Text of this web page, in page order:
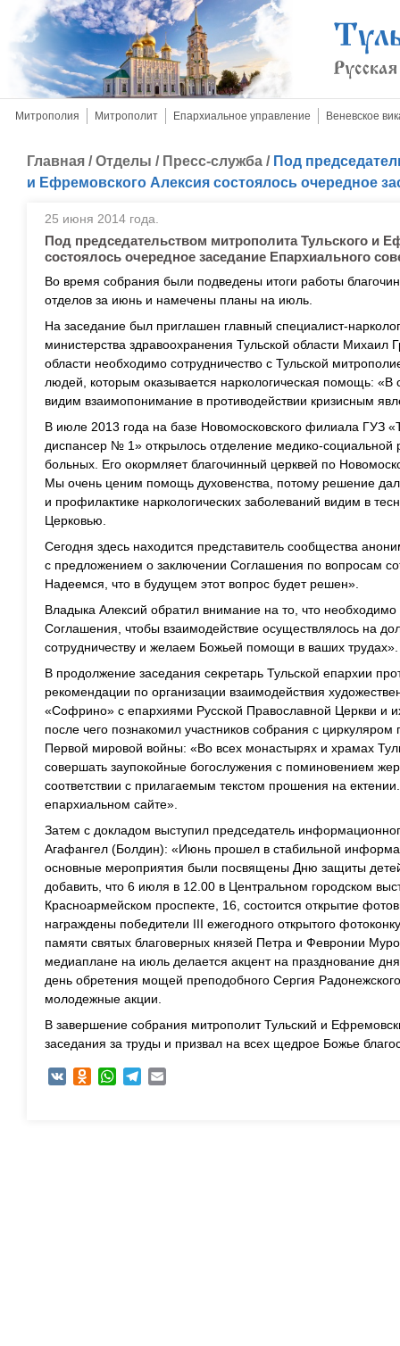
Митрополия Митрополит Епархиальное управление Веневское
Главная /Отделы / Пресс-служба / Под
и Ефремовского Алексия состоялось очередное
25 июня 2014 года.
Под председательством митрополита Тульского и
состоялось очередное заседание Епархиального
Во время собрания были подведены итоги работы
отделов за июнь и намечены планы на июль.
На заседание был приглашен главный специалист-
министерства здравоохранения Тульской области Михаил
области необходимо сотрудничество с Тульской
людей, которым оказывается наркологическая помощь: «В
видим взаимопонимание в противодействии кризисным
В июле 2013 года на базе Новомосковского филиала ГУЗ
диспансер № 1» открылось отделение медико-социальной
больных. Его окормляет благочинный церквей по
Мы очень ценим помощь духовенства, потому решение
и профилактике наркологических заболеваний видим в
Церковью.
Сегодня здесь находится представитель сообщества
с предложением о заключении Соглашения по вопросам
Надеемся, что в будущем этот вопрос будет решен».
Владыка Алексий обратил внимание на то, что необходимо
Соглашения, чтобы взаимодействие осуществлялось на
сотрудничеству и желаем Божьей помощи в ваших трудах».
В продолжение заседания секретарь Тульской епархии
рекомендации по организации взаимодействия
«Софрино» с епархиями Русской Православной Церкви и
после чего познакомил участников собрания с
Первой мировой войны: «Во всех монастырях и храмах
совершать заупокойные богослужения с поминовением
соответствии с прилагаемым текстом прошения на
епархиальном сайте».
Затем с докладом выступил председатель
Агафангел (Болдин): «Июнь прошел в стабильной
основные мероприятия были посвящены Дню защиты
добавить, что 6 июля в 12.00 в Центральном городском
Красноармейском проспекте, 16, состоится открытие
награждены победители III ежегодного открытого
памяти святых благоверных князей Петра и Февронии
медиаплане на июль делается акцент на празднование
день обретения мощей преподобного Сергия
молодежные акции.
В завершение собрания митрополит Тульский и
заседания за труды и призвал на всех щедрое Божье
VK Odnoklassniki
WhatsAppTelegram